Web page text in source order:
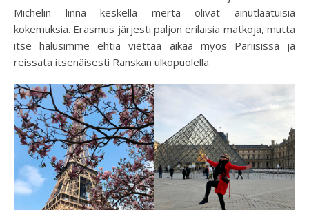
Michelin linna keskellä merta olivat ainutlaatuisia
kokemuksia. Erasmus järjesti paljon erilaisia matkoja, mutta
itse halusimme ehtiä viettää aikaa myös Pariisissa ja
reissata itsenäisesti Ranskan ulkopuolella.